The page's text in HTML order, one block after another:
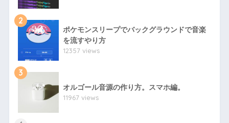
2
ポケモンスリープでバックグラウンドで音楽
を流すやり方
12357 views
3
オルゴール音源の作り方。スマホ編。
11967 views